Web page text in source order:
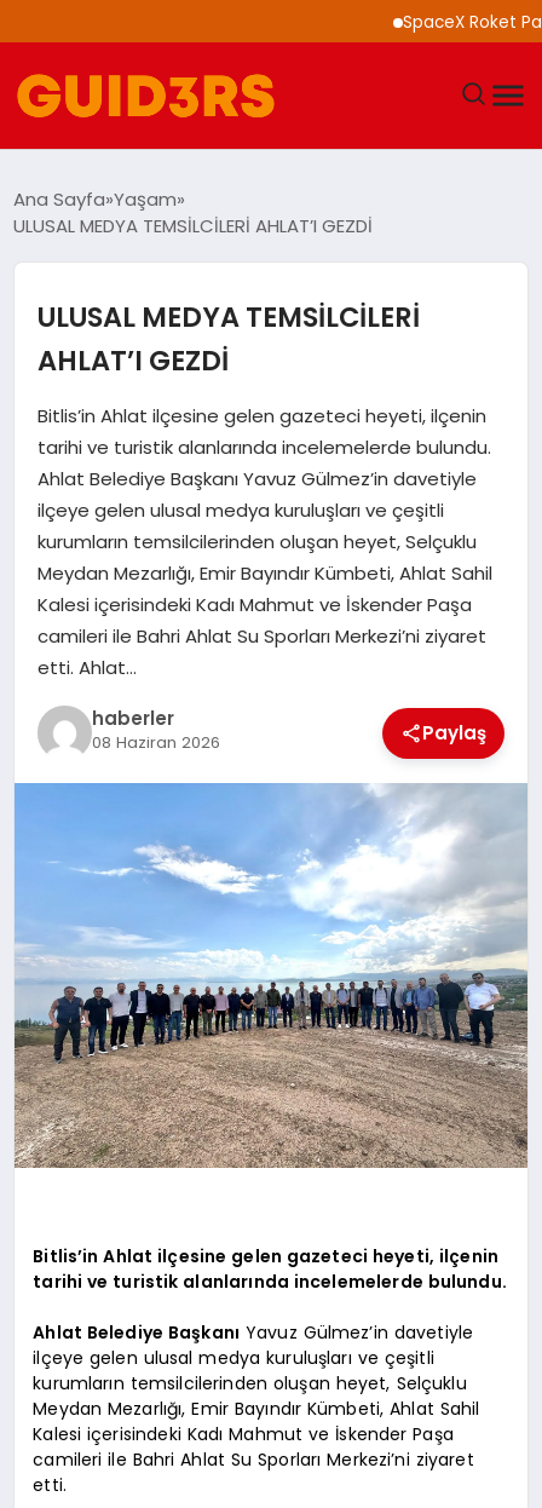
SpaceX Roket
TEKNOLOJI
SPOR
SAĞLIK
EKONOMI
MAGAZIN
EĞITIM
Ana Sayfa Yaşam
ULUSAL MEDYA TEMSİLCİLERİ AHLAT’I GEZDİ
ULUSAL MEDYA TEMSİLCİLERİ
AHLAT’I GEZDİ
Bitlis’in Ahlat ilçesine gelen gazeteci heyeti, ilçenin
tarihi ve turistik alanlarında incelemelerde bulundu.
Ahlat Belediye Başkanı Yavuz Gülmez’in davetiyle
ilçeye gelen ulusal medya kuruluşları ve çeşitli
kurumların temsilcilerinden oluşan heyet, Selçuklu
Meydan Mezarlığı, Emir Bayındır Kümbeti, Ahlat Sahil
Kalesi içerisindeki Kadı Mahmut ve İskender Paşa
camileri ile Bahri Ahlat Su Sporları Merkezi’ni ziyaret
etti. Ahlat…
haberler
08 Haziran 2026 Paylaş
Bitlis’in Ahlat ilçesine gelen gazeteci heyeti, ilçenin
tarihi ve turistik alanlarında incelemelerde bulundu.
Ahlat Belediye Başkanı Yavuz Gülmez’in davetiyle
ilçeye gelen ulusal medya kuruluşları ve çeşitli
kurumların temsilcilerinden oluşan heyet, Selçuklu
Meydan Mezarlığı, Emir Bayındır Kümbeti, Ahlat Sahil
Kalesi içerisindeki Kadı Mahmut ve İskender Paşa
camileri ile Bahri Ahlat Su Sporları Merkezi’ni ziyaret
etti.